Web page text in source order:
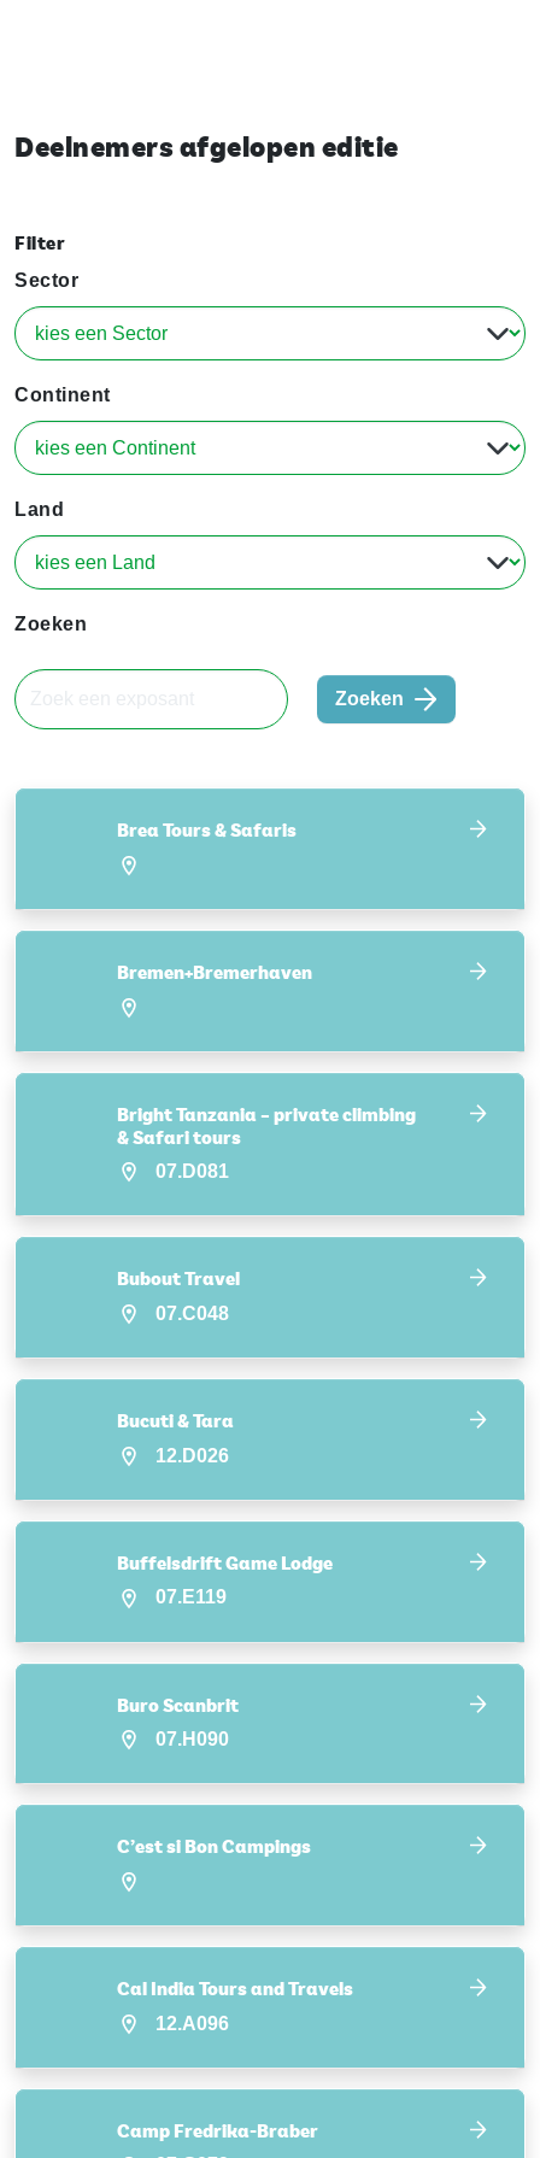
Deelnemers afgelopen editie
Filter
Sector
Continent
Land
Zoeken
Zoeken
Brea Tours & Safaris
Bremen+Bremerhaven
Bright Tanzania – private climbing
& Safari tours
07.D081
Bubout Travel
07.C048
Bucuti & Tara
12.D026
Buffelsdrift Game Lodge
07.E119
Buro Scanbrit
07.H090
C’est si Bon Campings
Cal India Tours and Travels
12.A096
Camp Fredrika-Braber